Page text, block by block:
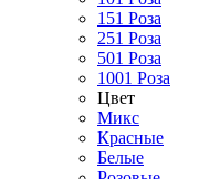
151 Роза
251 Роза
501 Роза
1001 Роза
Цвет
Микс
Красные
Белые